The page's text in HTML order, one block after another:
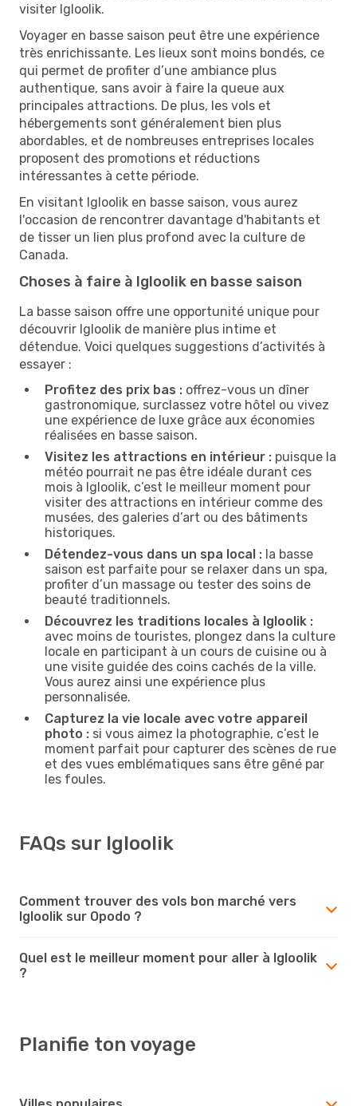
visiter Igloolik.
Voyager en basse saison peut être une expérience
très enrichissante. Les lieux sont moins bondés, ce
qui permet de profiter d’une ambiance plus
authentique, sans avoir à faire la queue aux
principales attractions. De plus, les vols et
hébergements sont généralement bien plus
abordables, et de nombreuses entreprises locales
proposent des promotions et réductions
intéressantes à cette période.
En visitant Igloolik en basse saison, vous aurez
l'occasion de rencontrer davantage d'habitants et
de tisser un lien plus profond avec la culture de
Canada.
Choses à faire à Igloolik en basse saison
La basse saison offre une opportunité unique pour
découvrir Igloolik de manière plus intime et
détendue. Voici quelques suggestions d’activités à
essayer :
Profitez des prix bas : offrez-vous un dîner
gastronomique, surclassez votre hôtel ou vivez
une expérience de luxe grâce aux économies
réalisées en basse saison.
Visitez les attractions en intérieur : puisque la
météo pourrait ne pas être idéale durant ces
mois à Igloolik, c’est le meilleur moment pour
visiter des attractions en intérieur comme des
musées, des galeries d’art ou des bâtiments
historiques.
Détendez-vous dans un spa local : la basse
saison est parfaite pour se relaxer dans un spa,
profiter d’un massage ou tester des soins de
beauté traditionnels.
Découvrez les traditions locales à Igloolik :
avec moins de touristes, plongez dans la culture
locale en participant à un cours de cuisine ou à
une visite guidée des coins cachés de la ville.
Vous aurez ainsi une expérience plus
personnalisée.
Capturez la vie locale avec votre appareil
photo : si vous aimez la photographie, c’est le
moment parfait pour capturer des scènes de rue
et des vues emblématiques sans être gêné par
les foules.
FAQs sur Igloolik
Comment trouver des vols bon marché vers
Igloolik sur Opodo ?
Quel est le meilleur moment pour aller à Igloolik
?
Planifie ton voyage